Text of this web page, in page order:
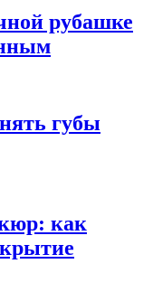
рубашке
губы
как